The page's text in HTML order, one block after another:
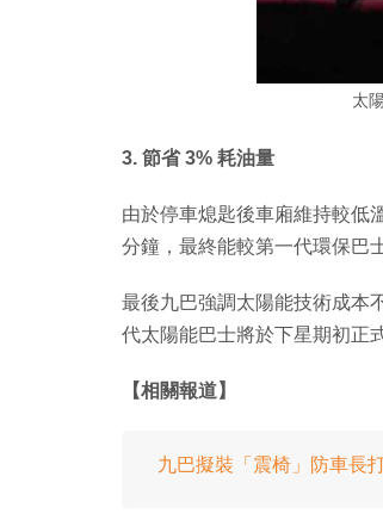
太
3. 節省 3% 耗油量
由於停車熄匙後車廂維持較低
分鐘，最終能較第一代環保巴
最後九巴強調太陽能技術成本
代太陽能巴士將於下星期初正
【相關報道】
九巴擬裝「震椅」防車長